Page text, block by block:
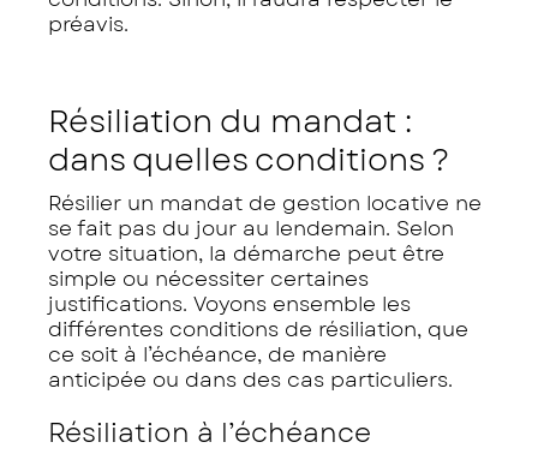
préavis.
Résiliation du mandat :
dans quelles conditions ?
Résilier un mandat de gestion locative ne
se fait pas du jour au lendemain. Selon
votre situation, la démarche peut être
simple ou nécessiter certaines
justifications. Voyons ensemble les
différentes conditions de résiliation, que
ce soit à l’échéance, de manière
anticipée ou dans des cas particuliers.
Résiliation à l’échéance